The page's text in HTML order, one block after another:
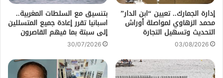
إدارة الجمارك.. تعيين “ابن الدار”
محمد الزهاوي لمواصلة أوراش
التحديث وتسهيل التجارة
03/08/2026
بتنسيق مع السلطات المغربية..
اسبانيا تقرر إعادة جميع المتسللين
إلى سبتة بما فيهم القاصرون
30/07/2026